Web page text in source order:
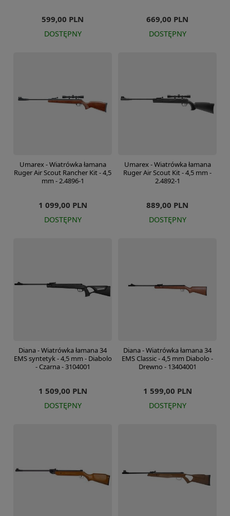
599,00 PLN
DOSTĘPNY
669,00 PLN
DOSTĘPNY
Umarex - Wiatrówka łamana
Ruger Air Scout Rancher Kit - 4,5
mm - 2.4896-1
1 099,00 PLN
DOSTĘPNY
Umarex - Wiatrówka łamana
Ruger Air Scout Kit - 4,5 mm -
2.4892-1
889,00 PLN
DOSTĘPNY
Diana - Wiatrówka łamana 34
EMS syntetyk - 4,5 mm - Diabolo
- Czarna - 3104001
1 509,00 PLN
DOSTĘPNY
Diana - Wiatrówka łamana 34
EMS Classic - 4,5 mm Diabolo -
Drewno - 13404001
1 599,00 PLN
DOSTĘPNY